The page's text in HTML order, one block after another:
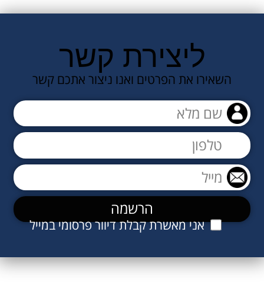
ליצירת קשר
השאירו את הפרטים ואנו ניצור אתכם קשר
אני מאשרת קבלת דיוור פרסומי במייל